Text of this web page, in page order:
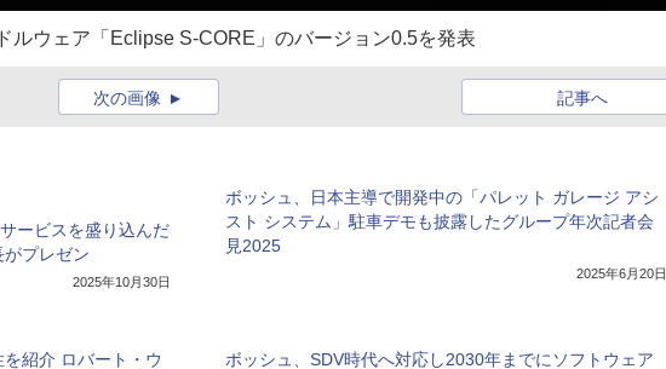
ルウェア「Eclipse S-CORE」のバージョン0.5を発表
次の画像 記事へ
ービスを盛り込んだ
プレゼン
2025年10月30日
ボッシュ、日本主導で開発中の「パレット ガレージ アシ
スト システム」駐車デモも披露したグループ年次記者会
見2025
2025年6月20日
紹介 ロバート・ウ ボッシュ、SDV時代へ対応し2030年までにソフトウェア